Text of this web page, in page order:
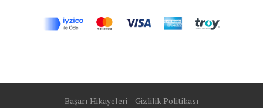
Başarı Hikayeleri
Gizlilik Politikası